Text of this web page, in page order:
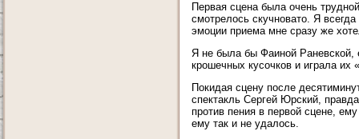
Первая сцена была очень
смотрелось скучновато. Я
эмоции приема мне сразу же
Я не была бы Фаиной Раневской,
крошечных кусочков и играла их
Покидая сцену после
спектакль Сергей Юрский,
против пения в первой сцене,
ему так и не удалось.